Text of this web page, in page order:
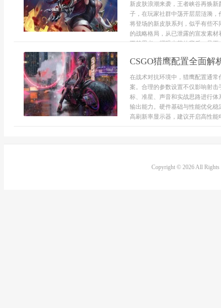
新皮肤浪潮来袭，王者峡谷再焕
子，在玩家社群中荡开层层涟漪
将登场的新皮肤系列，似乎有些
的战略格局，从已泄露的宣发素
不禁思考，耀眼光芒的背后，是
CSGO猎鹰配置全面解
在战术对抗环境中，猎鹰配置通
案。合理的参数设置不仅影响射
标、准星、声音和实战思路进行
输出能力。硬件基础与性能优化
高刷新率显示器，建议开启高性
Copyright © 2026 All